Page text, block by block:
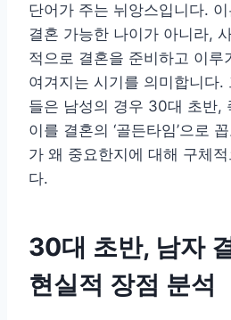
단어가 주는 뉘앙스입니다.
결혼 가능한 나이가 아니라,
적으로 결혼을 준비하고 이루
여겨지는 시기를 의미합니다.
들은 남성의 경우 30대 초반,
이를 결혼의 ‘골든타임’으로
가 왜 중요한지에 대해 구체
다.
30대 초반, 남자
현실적 장점 분석